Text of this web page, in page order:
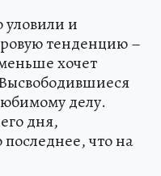
уловили и
тенденцию –
хочет
делу.
дня,
что на